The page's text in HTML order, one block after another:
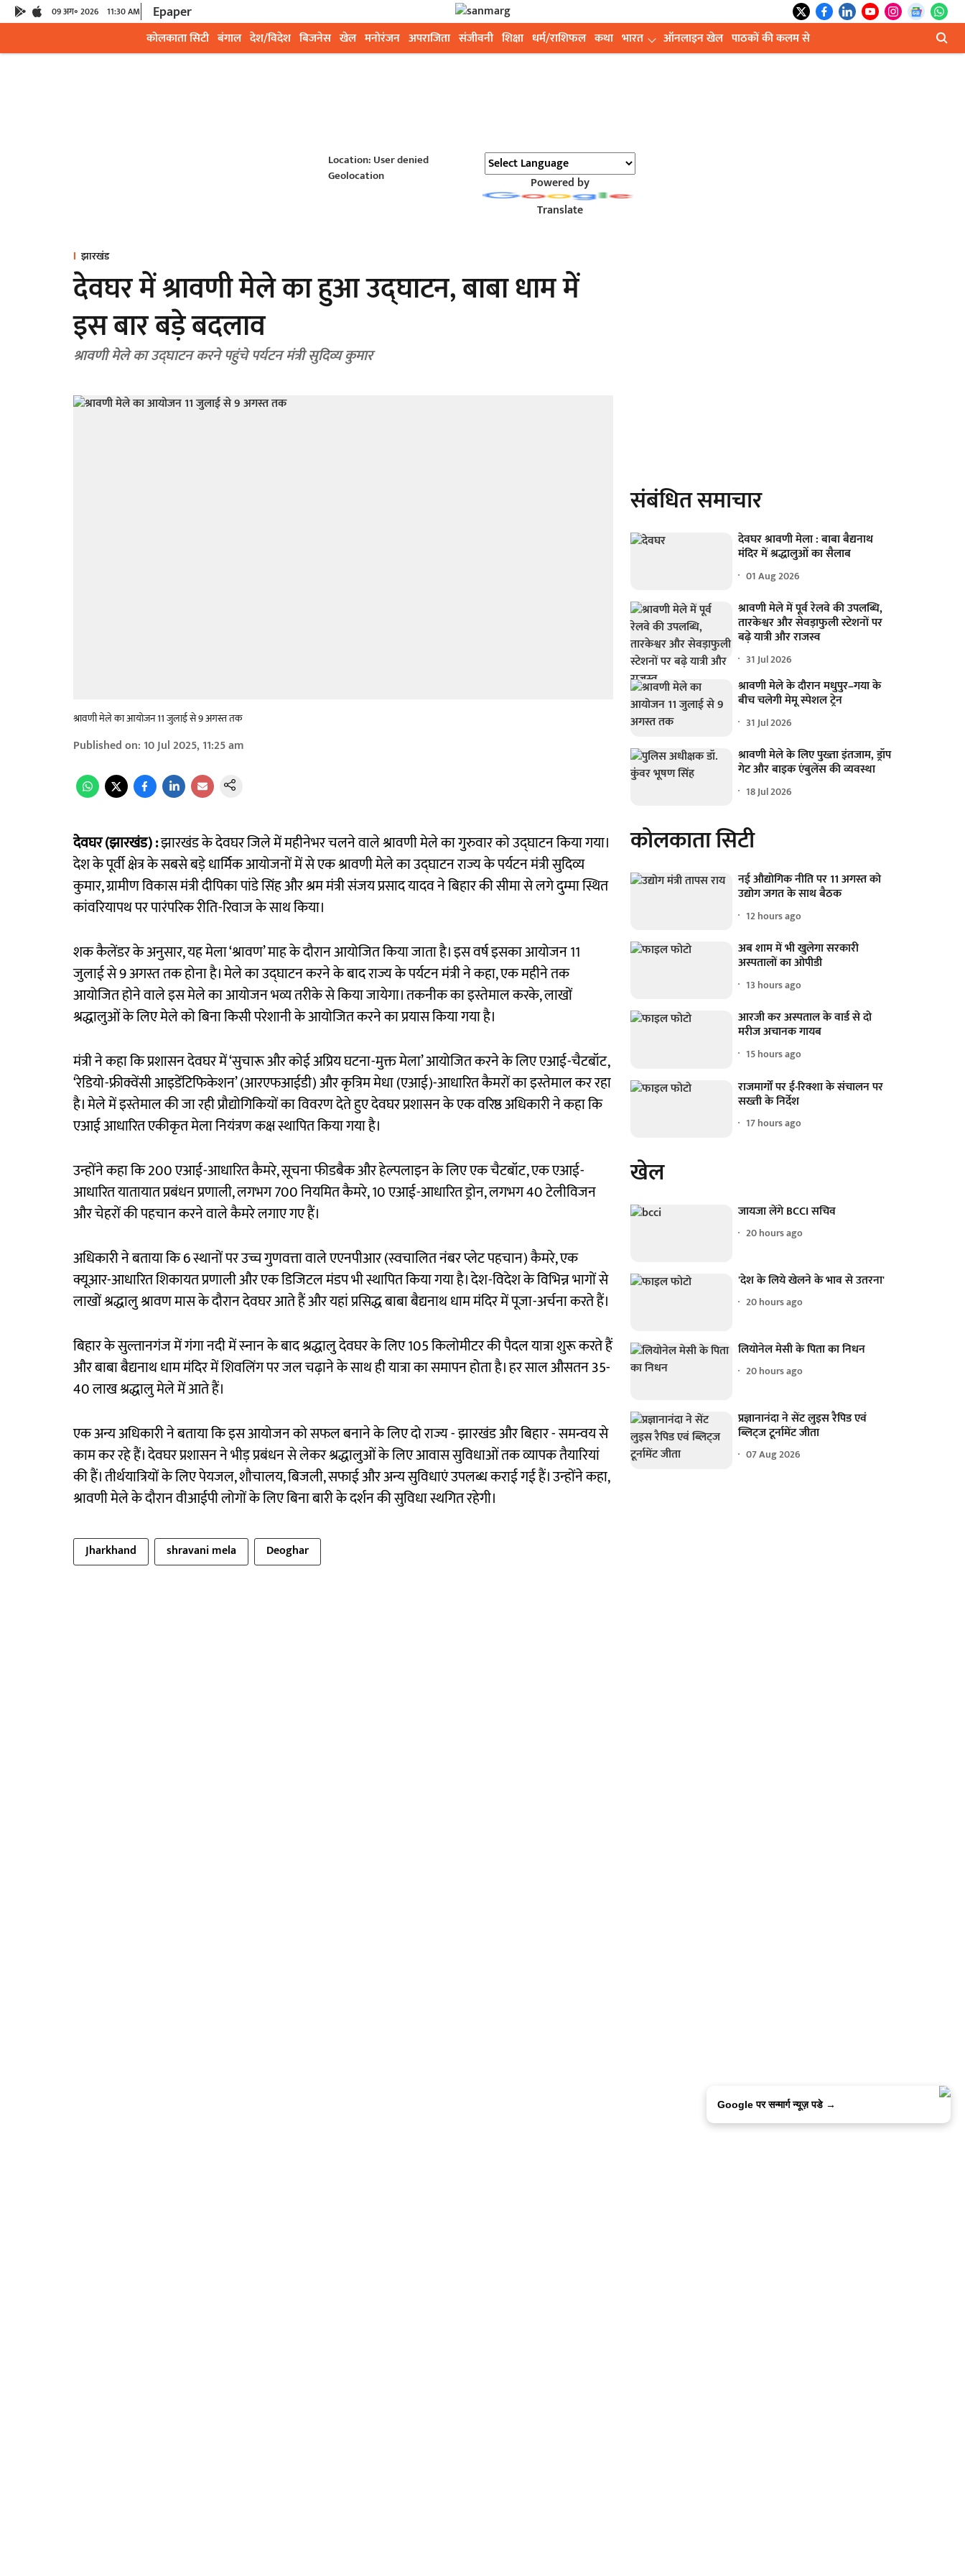
09 अग॰ 2026 11:30 AM Epaper
कोलकाता सिटी बंगाल देश/विदेश बिजनेस खेल मनोरंजन अपराजिता संजीवनी शिक्षा धर्म/राशिफल कथा भारत ऑनलाइन खेल पाठकों की कलम से
Location: User denied
Geolocation
Powered by
Translate
झारखंड
देवघर में श्रावणी मेले का हुआ उद्घाटन, बाबा धाम में
इस बार बड़े बदलाव
श्रावणी मेले का उद्घाटन करने पहुंचे पर्यटन मंत्री सुदिव्य कुमार
श्रावणी मेले का आयोजन 11 जुलाई से 9 अगस्त तक
Published on: 10 Jul 2025, 11:25 am
देवघर (झारखंड) :झारखंड के देवघर जिले में महीनेभर चलने वाले श्रावणी मेले का गुरुवार को उद्घाटन किया गया।
देश के पूर्वी क्षेत्र के सबसे बड़े धार्मिक आयोजनों में से एक श्रावणी मेले का उद्घाटन राज्य के पर्यटन मंत्री सुदिव्य
कुमार, ग्रामीण विकास मंत्री दीपिका पांडे सिंह और श्रम मंत्री संजय प्रसाद यादव ने बिहार की सीमा से लगे दुम्मा स्थित
कांवरियापथ पर पारंपरिक रीति-रिवाज के साथ किया।
शक कैलेंडर के अनुसार, यह मेला ‘श्रावण’ माह के दौरान आयोजित किया जाता है। इस वर्ष इसका आयोजन 11
जुलाई से 9 अगस्त तक होना है। मेले का उद्घाटन करने के बाद राज्य के पर्यटन मंत्री ने कहा, एक महीने तक
आयोजित होने वाले इस मेले का आयोजन भव्य तरीके से किया जायेगा। तकनीक का इस्तेमाल करके, लाखों
श्रद्धालुओं के लिए मेले को बिना किसी परेशानी के आयोजित करने का प्रयास किया गया है।
मंत्री ने कहा कि प्रशासन देवघर में ‘सुचारू और कोई अप्रिय घटना-मुक्त मेला’ आयोजित करने के लिए एआई-चैटबॉट,
‘रेडियो-फ्रीक्वेंसी आइडेंटिफिकेशन’ (आरएफआईडी) और कृत्रिम मेधा (एआई)-आधारित कैमरों का इस्तेमाल कर रहा
है। मेले में इस्तेमाल की जा रही प्रौद्योगिकियों का विवरण देते हुए देवघर प्रशासन के एक वरिष्ठ अधिकारी ने कहा कि
एआई आधारित एकीकृत मेला नियंत्रण कक्ष स्थापित किया गया है।
उन्होंने कहा कि 200 एआई-आधारित कैमरे, सूचना फीडबैक और हेल्पलाइन के लिए एक चैटबॉट, एक एआई-
आधारित यातायात प्रबंधन प्रणाली, लगभग 700 नियमित कैमरे, 10 एआई-आधारित ड्रोन, लगभग 40 टेलीविजन
और चेहरों की पहचान करने वाले कैमरे लगाए गए हैं।
अधिकारी ने बताया कि 6 स्थानों पर उच्च गुणवत्ता वाले एएनपीआर (स्वचालित नंबर प्लेट पहचान) कैमरे, एक
क्यूआर-आधारित शिकायत प्रणाली और एक डिजिटल मंडप भी स्थापित किया गया है। देश-विदेश के विभिन्न भागों से
लाखों श्रद्धालु श्रावण मास के दौरान देवघर आते हैं और यहां प्रसिद्ध बाबा बैद्यनाथ धाम मंदिर में पूजा-अर्चना करते हैं।
बिहार के सुल्तानगंज में गंगा नदी में स्नान के बाद श्रद्धालु देवघर के लिए 105 किलोमीटर की पैदल यात्रा शुरू करते हैं
और बाबा बैद्यनाथ धाम मंदिर में शिवलिंग पर जल चढ़ाने के साथ ही यात्रा का समापन होता है। हर साल औसतन 35-
40 लाख श्रद्धालु मेले में आते हैं।
एक अन्य अधिकारी ने बताया कि इस आयोजन को सफल बनाने के लिए दो राज्य - झारखंड और बिहार - समन्वय से
काम कर रहे हैं। देवघर प्रशासन ने भीड़ प्रबंधन से लेकर श्रद्धालुओं के लिए आवास सुविधाओं तक व्यापक तैयारियां
की हैं। तीर्थयात्रियों के लिए पेयजल, शौचालय, बिजली, सफाई और अन्य सुविधाएं उपलब्ध कराई गई हैं। उन्होंने कहा,
श्रावणी मेले के दौरान वीआईपी लोगों के लिए बिना बारी के दर्शन की सुविधा स्थगित रहेगी।
Jharkhand shravani mela Deoghar
संबंधित समाचार
देवघर श्रावणी मेला : बाबा बैद्यनाथ
मंदिर में श्रद्धालुओं का सैलाब
01 Aug 2026
श्रावणी मेले में पूर्व रेलवे की उपलब्धि,
तारकेश्वर और सेवड़ाफुली स्टेशनों पर
बढ़े यात्री और राजस्व
31 Jul 2026
श्रावणी मेले के दौरान मधुपुर–गया के
बीच चलेगी मेमू स्पेशल ट्रेन
31 Jul 2026
श्रावणी मेले के लिए पुख्ता इंतजाम, ड्रॉप
गेट और बाइक एंबुलेंस की व्यवस्था
18 Jul 2026
कोलकाता सिटी
नई औद्योगिक नीति पर 11 अगस्त को
उद्योग जगत के साथ बैठक
12 hours ago
अब शाम में भी खुलेगा सरकारी
अस्पतालों का ओपीडी
13 hours ago
आरजी कर अस्पताल के वार्ड से दो
मरीज अचानक गायब
15 hours ago
राजमार्गों पर ई-रिक्शा के संचालन पर
सख्ती के निर्देश
17 hours ago
खेल
जायजा लेंगे BCCI सचिव
20 hours ago
'देश के लिये खेलने के भाव से उतरना'
20 hours ago
लियोनेल मेसी के पिता का निधन
20 hours ago
प्रज्ञानानंदा ने सेंट लुइस रैपिड एवं
ब्लिट्ज टूर्नामेंट जीता
07 Aug 2026
Google पर सन्मार्ग न्यूज़ पडे →